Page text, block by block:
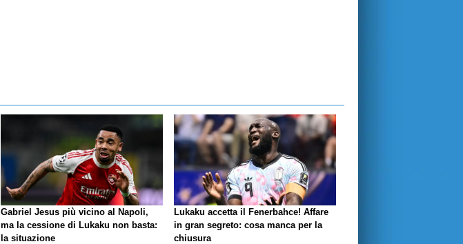
Gabriel Jesus più vicino al Napoli,
ma la cessione di Lukaku non basta:
la situazione
Lukaku accetta il Fenerbahce! Affare
in gran segreto: cosa manca per la
chiusura